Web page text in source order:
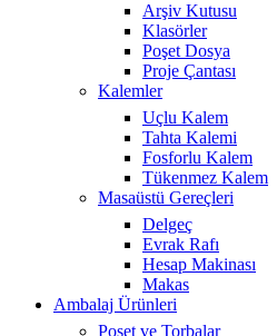
Arşiv Kutusu
Klasörler
Poşet Dosya
Proje Çantası
Kalemler
Uçlu Kalem
Tahta Kalemi
Fosforlu Kalem
Tükenmez Kalem
Masaüstü Gereçleri
Delgeç
Evrak Rafı
Hesap Makinası
Makas
Ambalaj Ürünleri
Poşet ve Torbalar